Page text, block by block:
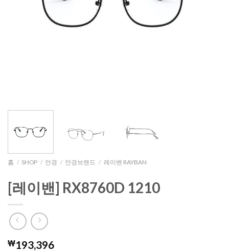
홈 / SHOP / 안경 / 안경브랜드 / 레이밴 RAYBAN
[레이밴] RX8760D 1210
₩193,396